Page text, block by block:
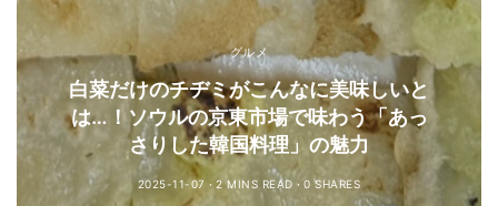
グルメ
白菜だけのチヂミがこんなに美味しいと
は…！ソウルの京東市場で味わう「あっ
さりした韓国料理」の魅力
2025-11-07 2 MINS READ 0 SHARES